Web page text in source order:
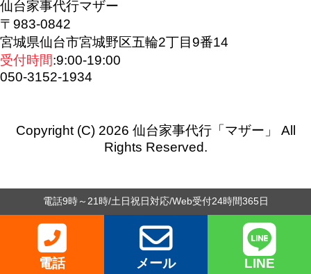
仙台家事代行マザー
〒983-0842
宮城県仙台市宮城野区五輪2丁目9番14
受付時間:9:00-19:00
050-3152-1934
Copyright (C) 2026 仙台家事代行「マザー」 All
Rights Reserved.
電話9時～21時/土日祝日対応/Web受付24時間365日
電話 メール LINE